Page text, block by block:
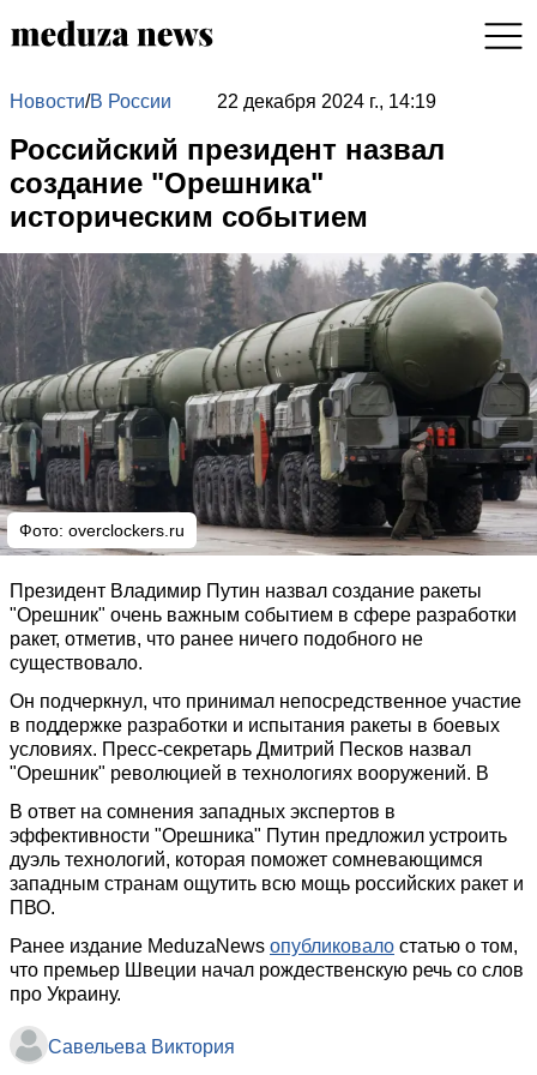
Новости/В России 22 декабря 2024 г., 14:19
Российский президент назвал
создание "Орешника"
историческим событием
Фото: overclockers.ru
Президент Владимир Путин назвал создание ракеты
"Орешник" очень важным событием в сфере разработки
ракет, отметив, что ранее ничего подобного не
существовало.
Он подчеркнул, что принимал непосредственное участие
в поддержке разработки и испытания ракеты в боевых
условиях. Пресс-секретарь Дмитрий Песков назвал
"Орешник" революцией в технологиях вооружений. В
В ответ на сомнения западных экспертов в
эффективности "Орешника" Путин предложил устроить
дуэль технологий, которая поможет сомневающимся
западным странам ощутить всю мощь российских ракет и
ПВО.
Ранее издание MeduzaNews опубликовало статью о том,
что премьер Швеции начал рождественскую речь со слов
про Украину.
Савельева Виктория